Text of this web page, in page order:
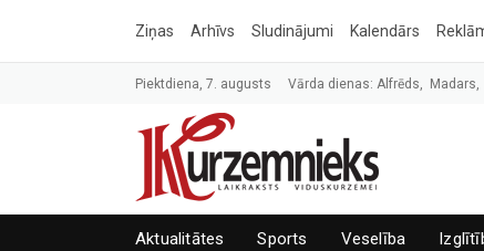
Ziņas Arhīvs Sludinājumi Kalendārs
Piektdiena, 7. augusts Vārda dienas: Alfrēds, Madars,
Aktualitātes Sports Veselība